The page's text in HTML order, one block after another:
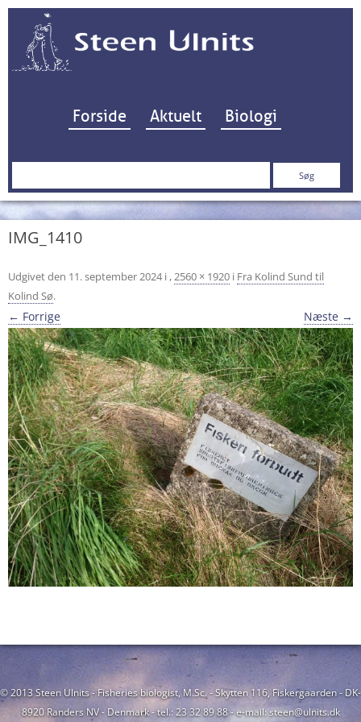
Hop til indhold
Forside Aktuelt Biologi
Søg
IMG_1410
Udgivet den 11. september 2024i ,2560 × 1920 i Fra Kolind Sund til
Kolind Sø.
← Forrige Næste →
© 2013 Steen Ulnits - Fisheries biologist, M.Sc. - Skytten 116, Fiskergaarden - DK-
8920 Randers NV - Denmark - tel.: 23 32 89 88 - e-mail: steen@ulnits.dk